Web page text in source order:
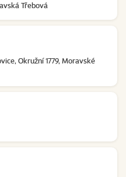
Třebová
Okružní 1779, Moravské